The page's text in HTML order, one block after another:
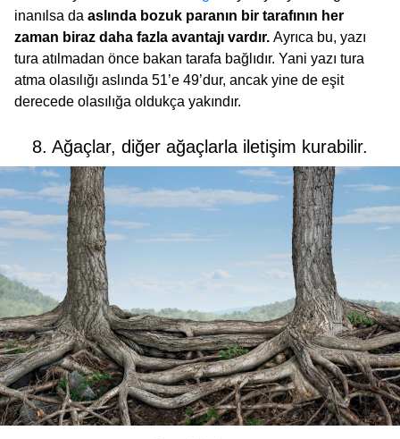
inanılsa da aslında bozuk paranın bir tarafının her
zaman biraz daha fazla avantajı vardır. Ayrıca bu, yazı
tura atılmadan önce bakan tarafa bağlıdır. Yani yazı tura
atma olasılığı aslında 51’e 49’dur, ancak yine de eşit
derecede olasılığa oldukça yakındır.
8. Ağaçlar, diğer ağaçlarla iletişim kurabilir.